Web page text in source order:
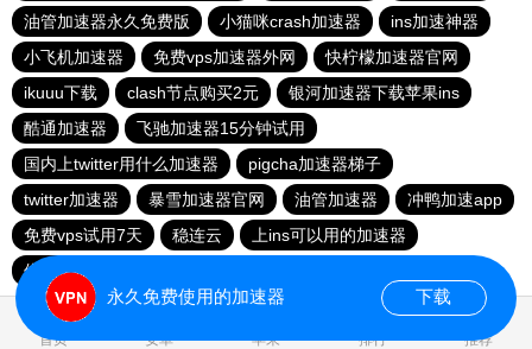
油管加速器永久免费版
小猫咪crash加速器
ins加速神器
小飞机加速器
免费vps加速器外网
快柠檬加速器官网
ikuuu下载
clash节点购买2元
银河加速器下载苹果ins
酷通加速器
飞驰加速器15分钟试用
国内上twitter用什么加速器
pigcha加速器梯子
twitter加速器
暴雪加速器官网 油管加速器
冲鸭加速app
免费vps试用7天
稳连云
上ins可以用的加速器
佛跳墙vp官方下载2024
首页 安卓 苹果 排行 推荐
永久免费使用的加速器 下载
0.019702s